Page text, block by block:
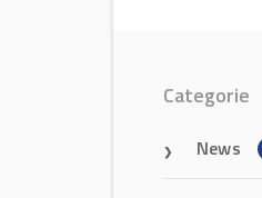
Categorie
News